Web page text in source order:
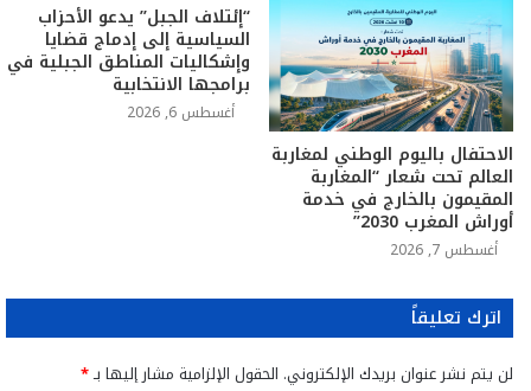
الاحتفال باليوم الوطني لمغاربة
العالم تحت شعار “المغاربة
المقيمون بالخارج في خدمة
أوراش المغرب 2030”
أغسطس 7, 2026
“إئتلاف الجبل” يدعو الأحزاب
السياسية إلى إدماج قضايا
وإشكاليات المناطق الجبلية في
برامجها الانتخابية
أغسطس 6, 2026
اترك تعليقاً
لن يتم نشر عنوان بريدك الإلكتروني. الحقول الإلزامية مشار إليها بـ*